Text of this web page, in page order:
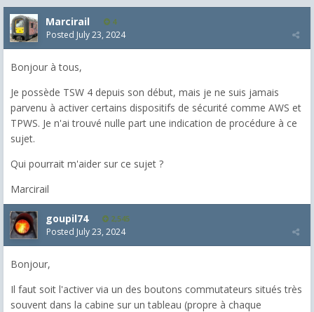
Marcirail 4
Posted July 23, 2024
Bonjour à tous,
Je possède TSW 4 depuis son début, mais je ne suis jamais
parvenu à activer certains dispositifs de sécurité comme AWS et
TPWS. Je n'ai trouvé nulle part une indication de procédure à ce
sujet.
Qui pourrait m'aider sur ce sujet ?
Marcirail
goupil74 2,545
Posted July 23, 2024
Bonjour,
Il faut soit l'activer via un des boutons commutateurs situés très
souvent dans la cabine sur un tableau (propre à chaque